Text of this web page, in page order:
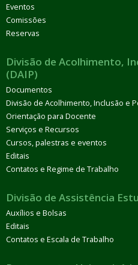
Eventos
Comissões
Reservas
Divisão de Acolhimento,
(DAIP)
Documentos
Divisão de Acolhimento, Inclusão e
Orientação para Docente
Serviços e Recursos
Cursos, palestras e eventos
Editais
Contatos e Regime de Trabalho
Divisão de Assistência
Auxílios e Bolsas
Editais
Contatos e Escala de Trabalho